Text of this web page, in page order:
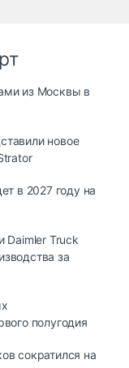
из Москвы в
новое
в 2027 году на
Daimler Truck
за
полугодия
сократился на